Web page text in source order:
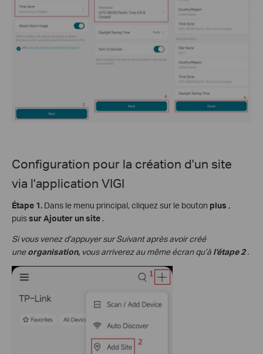
Configuration pour la création d'un site
via l'application VIGI
Étape 1. Dans le menu principal, cliquez sur le bouton plus ,
puissur Ajouter un site .
Si vous venez d’appuyer sur Suivant après avoir créé
uneorganisation, vous arriverez au même écran qu’à l’étape 2.